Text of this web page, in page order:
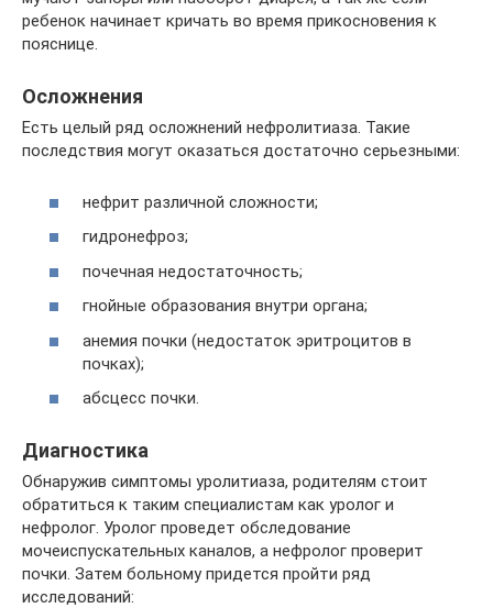
ребенок начинает кричать во время прикосновения к
пояснице.
Осложнения
Есть целый ряд осложнений нефролитиаза. Такие
последствия могут оказаться достаточно серьезными:
нефрит различной сложности;
гидронефроз;
почечная недостаточность;
гнойные образования внутри органа;
анемия почки (недостаток эритроцитов в
почках);
абсцесс почки.
Диагностика
Обнаружив симптомы уролитиаза, родителям стоит
обратиться к таким специалистам как уролог и
нефролог. Уролог проведет обследование
мочеиспускательных каналов, а нефролог проверит
почки. Затем больному придется пройти ряд
исследований: